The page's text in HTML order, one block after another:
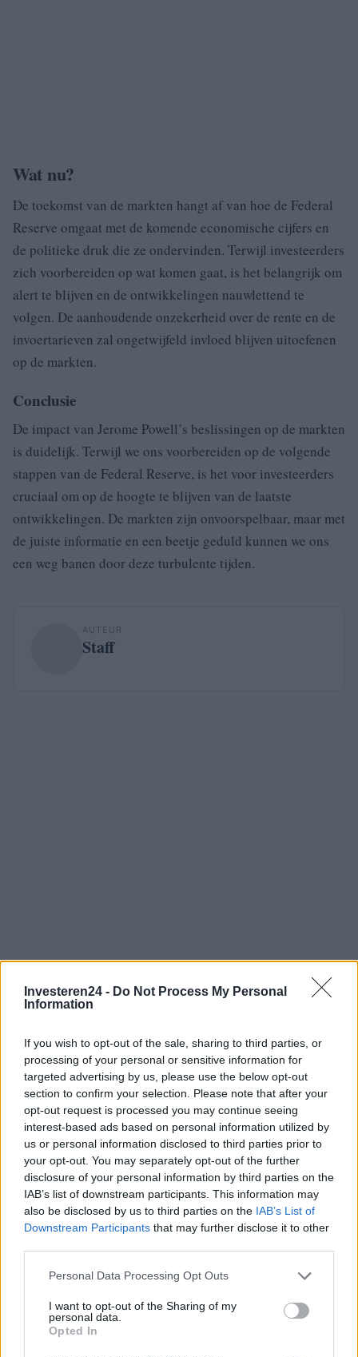
Investeren24 - Do Not Process My Personal
Information
If you wish to opt-out of the sale, sharing to third parties, or
processing of your personal or sensitive information for
targeted advertising by us, please use the below opt-out
section to confirm your selection. Please note that after your
opt-out request is processed you may continue seeing
interest-based ads based on personal information utilized by
us or personal information disclosed to third parties prior to
your opt-out. You may separately opt-out of the further
disclosure of your personal information by third parties on the
IAB’s list of downstream participants. This information may
also be disclosed by us to third parties on the IAB’s List of
Downstream Participants that may further disclose it to other
Please note that this website/app uses one or more Google
not limited to your visit or usage behaviour. You may click to
grant or deny consent to Google and its third-party tags to
use your data for below specified purposes in below Google
Personal Data Processing Opt Outs
I want to opt-out of the Sharing of my
personal data.
Opted In
Wat nu?
De toekomst van de markten hangt af van hoe de Federal
Reserve omgaat met de komende economische cijfers en
de politieke druk die ze ondervinden. Terwijl investeerders
zich voorbereiden op wat komen gaat, is het belangrijk om
alert te blijven en de ontwikkelingen nauwlettend te
volgen. De aanhoudende onzekerheid over de rente en de
invoertarieven zal ongetwijfeld invloed blijven uitoefenen
op de markten.
Conclusie
De impact van Jerome Powell’s beslissingen op de markten
is duidelijk. Terwijl we ons voorbereiden op de volgende
stappen van de Federal Reserve, is het voor investeerders
cruciaal om op de hoogte te blijven van de laatste
ontwikkelingen. De markten zijn onvoorspelbaar, maar met
de juiste informatie en een beetje geduld kunnen we ons
een weg banen door deze turbulente tijden.
AUTEUR
Staff
Verder lezen
Brentolie daalt naar 88.9 dollar: een week van dalende
grondstoffenprijzen